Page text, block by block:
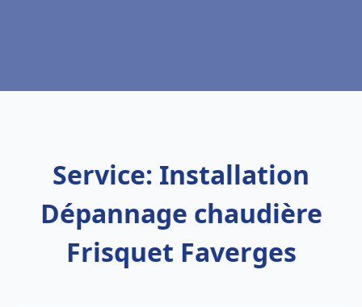
Service: Installation
Dépannage chaudière
Frisquet Faverges